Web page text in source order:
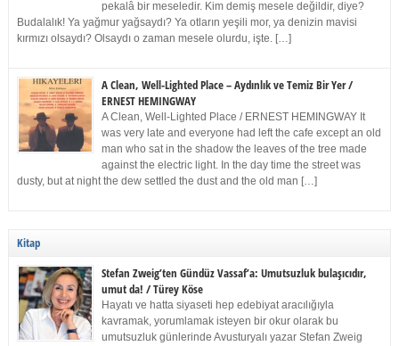
pekalâ bir meseledir. Kim demiş mesele değildir, diye?
Budalalık! Ya yağmur yağsaydı? Ya otların yeşili mor, ya denizin mavisi
kırmızı olsaydı? Olsaydı o zaman mesele olurdu, işte. […]
A Clean, Well-Lighted Place – Aydınlık ve Temiz Bir Yer /
ERNEST HEMINGWAY
A Clean, Well-Lighted Place / ERNEST HEMINGWAY It
was very late and everyone had left the cafe except an old
man who sat in the shadow the leaves of the tree made
against the electric light. In the day time the street was
dusty, but at night the dew settled the dust and the old man […]
Kitap
Stefan Zweig’ten Gündüz Vassaf’a: Umutsuzluk bulaşıcıdır,
umut da! / Türey Köse
Hayatı ve hatta siyaseti hep edebiyat aracılığıyla
kavramak, yorumlamak isteyen bir okur olarak bu
umutsuzluk günlerinde Avusturyalı yazar Stefan Zweig